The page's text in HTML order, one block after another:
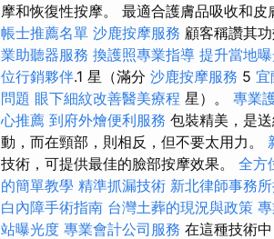
摩和恢復性按摩。 最適合護膚品吸收和
帳士推薦名單 沙鹿按摩服務 顧客稱讚其
業助聽器服務 換護照專業指導 提升當地
位行銷夥伴.1 星（滿分 沙鹿按摩服務 5 宜
問題 眼下細紋改善醫美療程 星）。 專業
心推薦 到府外燴便利服務 包裝精美，是
動，而在頸部，則相反，但不要太用力。
技術，可提供最佳的臉部按摩效果。 全方
的簡單教學 精準抓漏技術 新北律師事務
白內障手術指南 台灣土葬的現況與政策
站曝光度 專業會計公司服務 在這種技術